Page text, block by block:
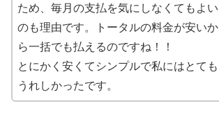
ため、毎月の支払を気にしなくてもよい
のも理由です。トータルの料金が安いか
ら一括でも払えるのですね！！
とにかく安くてシンプルで私にはとても
うれしかったです。